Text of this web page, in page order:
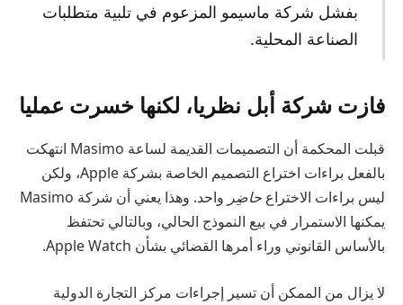
بفشل شركة ماسيمو المزعوم في تلبية متطلبات
الصناعة المحلية.
فازت شركة أبل نظريا، لكنها خسرت عمليا
قبلت المحكمة أن التصميمات القديمة لساعة Masimo انتهكت
بالفعل براءات اختراع التصميم الخاصة بشركة Apple، ولكن
ليس براءات الاختراع حاضِر
واحد. وهذا يعني أن شركة Masimo
يمكنها الاستمرار في بيع النموذج الحالي، وبالتالي تحتفظ
بالأساس القانوني وراء أمرها القضائي بشأن Apple Watch.
لا يزال من الممكن أن تسير إجراءات مركز التجارة الدولية